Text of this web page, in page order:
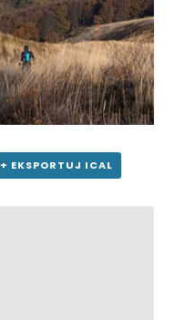
+ EKSPORTUJ ICAL